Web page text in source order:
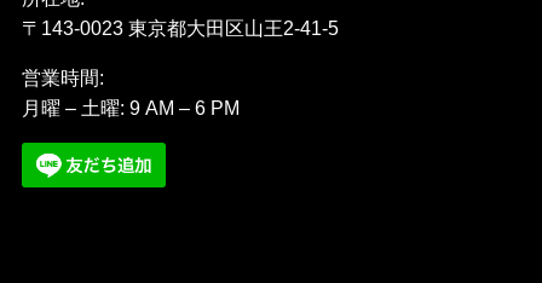
〒143-0023 東京都大田区山王2-41-5
営業時間:
月曜 – 土曜: 9 AM – 6 PM